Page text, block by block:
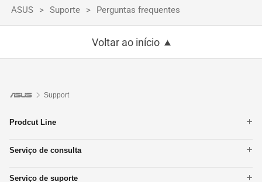
ASUS Suporte Perguntas frequentes
Voltar ao início
Support
Prodcut Line
Notebooks
Placas-mãe
Serviço de consulta
Encontrar locais de serviço
Serviço de suporte